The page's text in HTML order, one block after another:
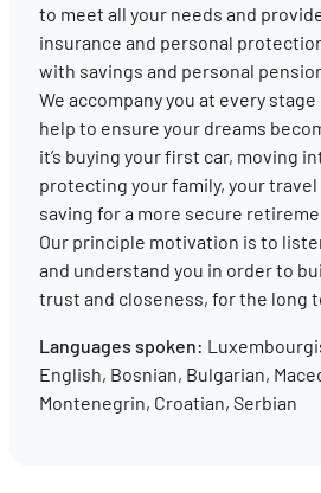
to meet all your needs and
insurance and personal
with savings and personal
We accompany you at every
help to ensure your dreams
it’s buying your first car, moving
protecting your family, your
saving for a more secure
Our principle motivation is to
and understand you in order to
trust and closeness, for the long
Languages spoken:
English, Bosnian, Bulgarian,
Montenegrin, Croatian, Serbian